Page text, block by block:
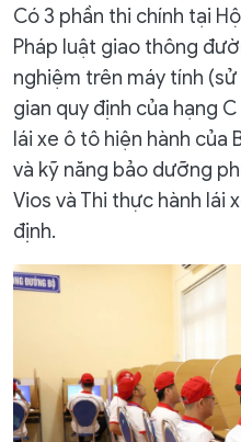
Có 3 phần thi chính tại
Pháp luật giao thông
nghiệm trên máy tính
gian quy định của hạng
lái xe ô tô hiện hành của
và kỹ năng bảo dưỡng
Vios và Thi thực hành lái
định.